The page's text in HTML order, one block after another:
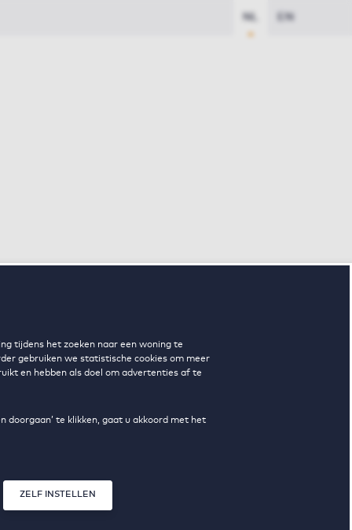
tijdens het zoeken naar een woning te
gebruiken we statistische cookies om meer
en hebben als doel om advertenties af te
doorgaan’ te klikken, gaat u akkoord met het
ZELF INSTELLEN
NL EN